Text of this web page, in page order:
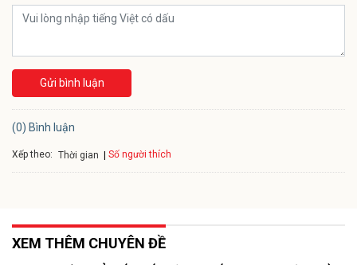
Gửi bình luận
(0) Bình luận
Xếp theo: Thời gian Số người thích
XEM THÊM CHUYÊN ĐỀ